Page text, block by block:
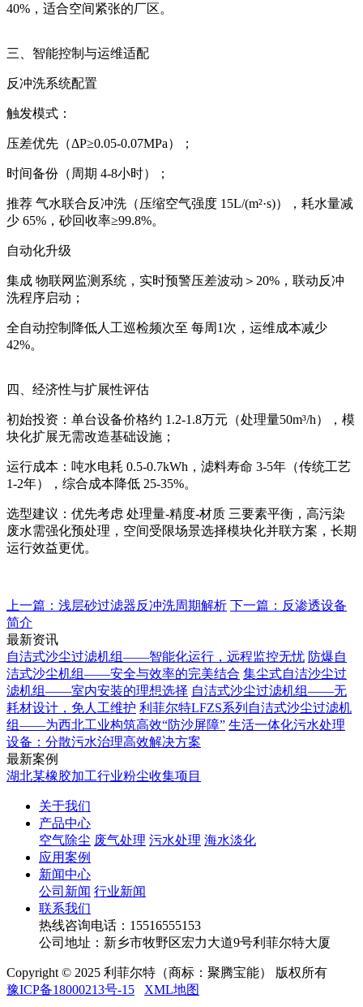
‌40%‌，适合空间紧张的厂区。
三、‌智能控制与运维适配‌
‌反冲洗系统配置‌
触发模式：
‌压差优先‌（ΔP≥0.05-0.07MPa）；
时间备份（周期 ‌4-8小时‌）；
推荐 ‌气水联合反冲洗‌（压缩空气强度 ‌15L/(m²·s)‌），耗水量减
少 ‌65%‌，砂回收率≥‌99.8%‌。
‌自动化升级‌
集成 ‌物联网监测系统‌，实时预警压差波动＞‌20%‌，联动反冲
洗程序启动；
全自动控制降低人工巡检频次至 ‌每周1次‌，运维成本减少
‌42%‌。
四、‌经济性与扩展性评估‌
‌初始投资‌：单台设备价格约 ‌1.2-1.8万元‌（处理量50m³/h），模
块化扩展无需改造基础设施；
‌运行成本‌：吨水电耗 ‌0.5-0.7kWh‌，滤料寿命 ‌3-5年‌（传统工艺
1-2年），综合成本降低 ‌25-35%‌。
‌选型建议‌：优先考虑 ‌处理量-精度-材质‌ 三要素平衡，高污染
废水需强化预处理，空间受限场景选择模块化并联方案，长期
运行效益更优。
上一篇：浅层砂过滤器反冲洗周期解析 下一篇：反渗透设备
简介
最新资讯
自洁式沙尘过滤机组——智能化运行，远程监控无忧 防爆自
洁式沙尘机组——安全与效率的完美结合 集尘式自洁沙尘过
滤机组——室内安装的理想选择 自洁式沙尘过滤机组——无
耗材设计，免人工维护 利菲尔特LFZS系列自洁式沙尘过滤机
组——为西北工业构筑高效“防沙屏障” 生活一体化污水处理
设备：分散污水治理高效解决方案
最新案例
湖北某橡胶加工行业粉尘收集项目
关于我们
产品中心
空气除尘 废气处理 污水处理 海水淡化
应用案例
新闻中心
公司新闻 行业新闻
联系我们
热线咨询电话： 15516555153
公司地址：新乡市牧野区宏力大道9号利菲尔特大厦
Copyright © 2025 利菲尔特（商标：聚腾宝能） 版权所有
豫ICP备18000213号-15
XML地图